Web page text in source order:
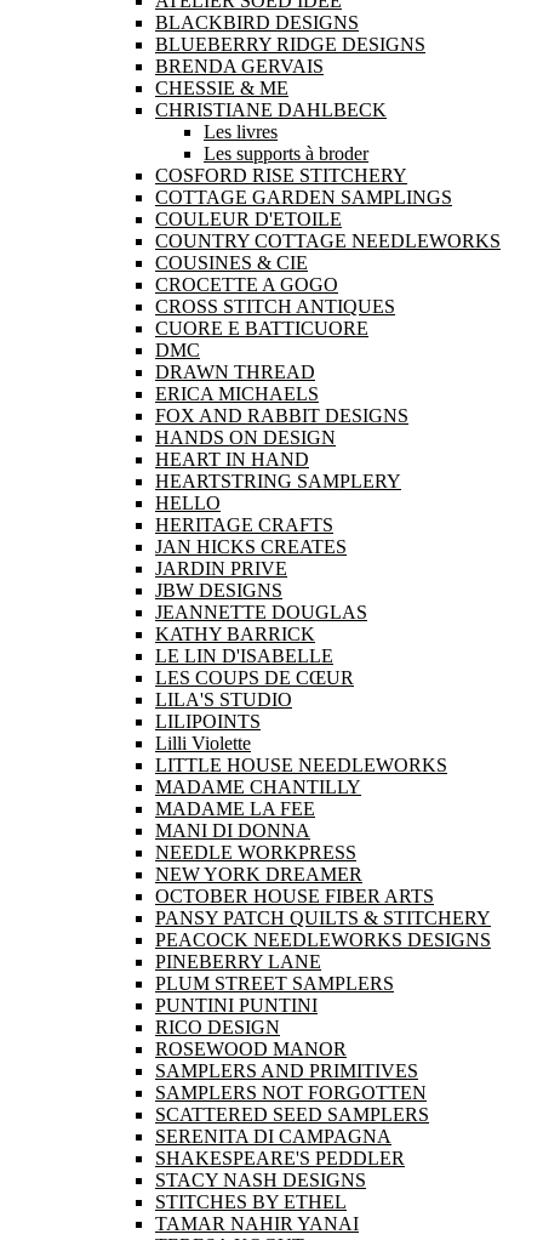
BLACKBIRD DESIGNS
BLUEBERRY RIDGE DESIGNS
BRENDA GERVAIS
CHESSIE & ME
CHRISTIANE DAHLBECK
Les livres
Les supports à broder
COSFORD RISE STITCHERY
COTTAGE GARDEN SAMPLINGS
COULEUR D'ETOILE
COUNTRY COTTAGE NEEDLEWORKS
COUSINES & CIE
CROCETTE A GOGO
CROSS STITCH ANTIQUES
CUORE E BATTICUORE
DMC
DRAWN THREAD
ERICA MICHAELS
FOX AND RABBIT DESIGNS
HANDS ON DESIGN
HEART IN HAND
HEARTSTRING SAMPLERY
HELLO
HERITAGE CRAFTS
JAN HICKS CREATES
JARDIN PRIVE
JBW DESIGNS
JEANNETTE DOUGLAS
KATHY BARRICK
LE LIN D'ISABELLE
LES COUPS DE CŒUR
LILA'S STUDIO
LILIPOINTS
Lilli Violette
LITTLE HOUSE NEEDLEWORKS
MADAME CHANTILLY
MADAME LA FEE
MANI DI DONNA
NEEDLE WORKPRESS
NEW YORK DREAMER
OCTOBER HOUSE FIBER ARTS
PANSY PATCH QUILTS & STITCHERY
PEACOCK NEEDLEWORKS DESIGNS
PINEBERRY LANE
PLUM STREET SAMPLERS
PUNTINI PUNTINI
RICO DESIGN
ROSEWOOD MANOR
SAMPLERS AND PRIMITIVES
SAMPLERS NOT FORGOTTEN
SCATTERED SEED SAMPLERS
SERENITA DI CAMPAGNA
SHAKESPEARE'S PEDDLER
STACY NASH DESIGNS
STITCHES BY ETHEL
TAMAR NAHIR YANAI